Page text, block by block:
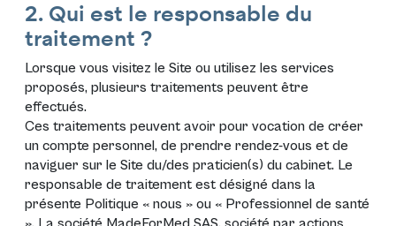
2. Qui est le responsable du
traitement ?
Lorsque vous visitez le Site ou utilisez les services
proposés, plusieurs traitements peuvent être
effectués.
Ces traitements peuvent avoir pour vocation de créer
un compte personnel, de prendre rendez-vous et de
naviguer sur le Site du/des praticien(s) du cabinet. Le
responsable de traitement est désigné dans la
présente Politique « nous » ou « Professionnel de santé